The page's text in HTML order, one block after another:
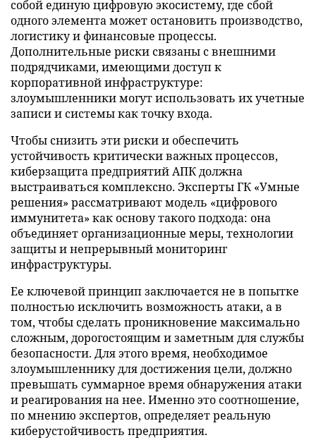
собой единую цифровую экосистему, где сбой
одного элемента может остановить производство,
логистику и финансовые процессы.
Дополнительные риски связаны с внешними
подрядчиками, имеющими доступ к
корпоративной инфраструктуре:
злоумышленники могут использовать их учетные
записи и системы как точку входа.
Чтобы снизить эти риски и обеспечить
устойчивость критически важных процессов,
киберзащита предприятий АПК должна
выстраиваться комплексно. Эксперты ГК «Умные
решения» рассматривают модель «цифрового
иммунитета» как основу такого подхода: она
объединяет организационные меры, технологии
защиты и непрерывный мониторинг
инфраструктуры.
Ее ключевой принцип заключается не в попытке
полностью исключить возможность атаки, а в
том, чтобы сделать проникновение максимально
сложным, дорогостоящим и заметным для службы
безопасности. Для этого время, необходимое
злоумышленнику для достижения цели, должно
превышать суммарное время обнаружения атаки
и реагирования на нее. Именно это соотношение,
по мнению экспертов, определяет реальную
киберустойчивость предприятия.